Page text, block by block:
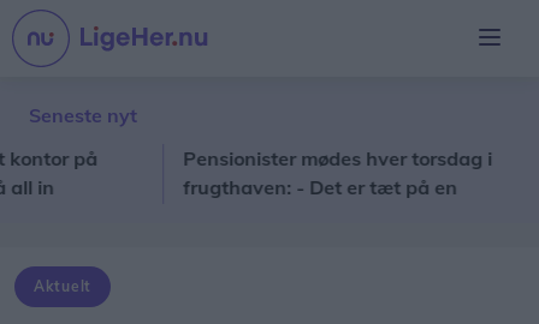
Seneste nyt
på
Pensionister mødes hver torsdag i
frugthaven: - Det er tæt på en
Aktuelt